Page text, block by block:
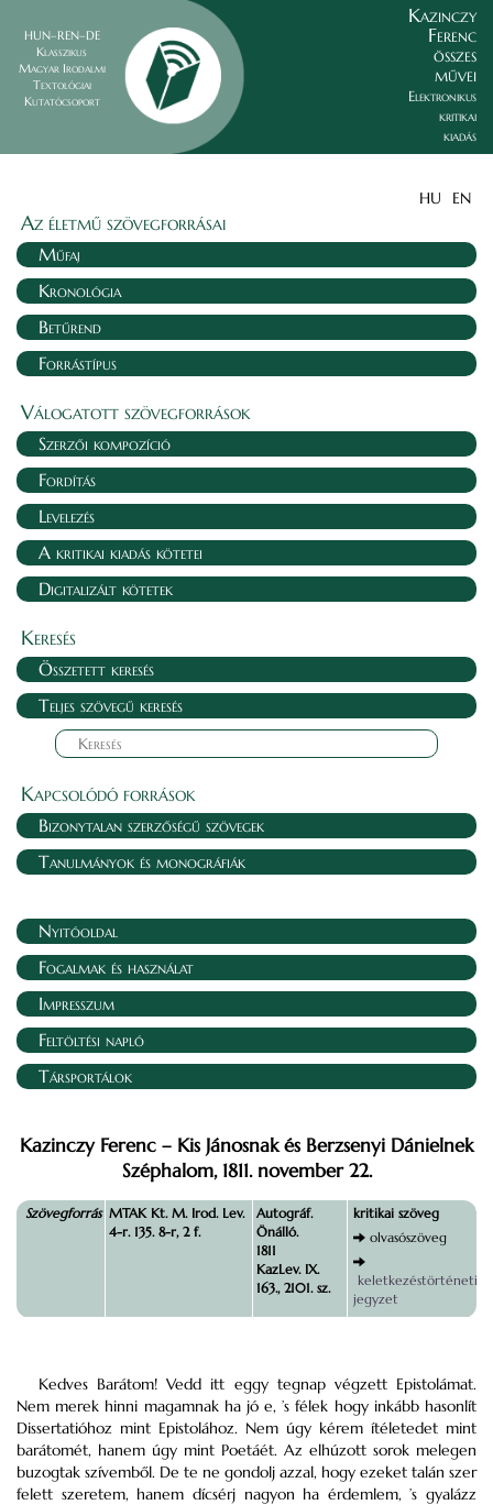
HUN–REN–DE
Klasszikus
Magyar Irodalmi
Textológiai
Kutatócsoport
Kazinczy
Ferenc
összes
művei
Elektronikus
kritikai
kiadás
HU EN
Az életmű szövegforrásai
Műfaj
Kronológia
Betűrend
Forrástípus
Válogatott szövegforrások
Szerzői kompozíció
Fordítás
Levelezés
A kritikai kiadás kötetei
Digitalizált kötetek
Keresés
Összetett keresés
Teljes szövegű keresés
Kapcsolódó források
Bizonytalan szerzőségű szövegek
Tanulmányok és monográfiák
Nyitóoldal
Fogalmak és használat
Impresszum
Feltöltési napló
Társportálok
Kazinczy Ferenc – Kis Jánosnak és Berzsenyi Dánielnek
Széphalom, 1811. november 22.
Szövegforrás MTAK Kt. M. Irod. Lev.
4-r. 135. 8-r, 2 f.
Autográf.
Önálló.
1811
KazLev. IX.
163., 2101. sz.
kritikai szöveg
olvasószöveg
keletkezéstörténeti
jegyzet
Kedves Barátom! Vedd itt eggy tegnap végzett Epistolámat.
Nem merek hinni magamnak ha jó e, ’s félek hogy inkább hasonlít
Dissertatióhoz mint Epistolához. Nem úgy kérem ítéletedet mint
barátomét, hanem úgy mint Poetáét. Az elhúzott sorok melegen
buzogtak szívemből. De te ne gondolj azzal, hogy ezeket talán szer
felett szeretem, hanem dícsérj nagyon ha érdemlem, ’s gyalázz